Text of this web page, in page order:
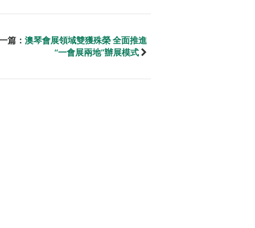
篇： 澳琴會展領域雙獲殊榮 全面推進
“一會展兩地”辦展模式